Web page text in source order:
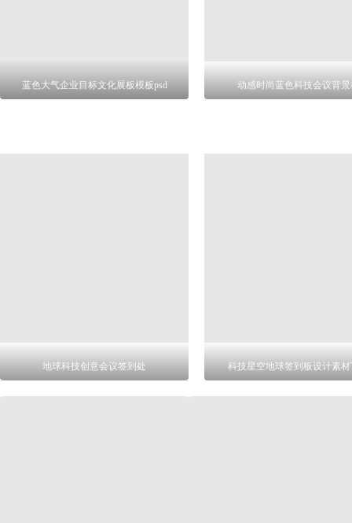
蓝色大气企业目标文化展板模板psd 动感时尚蓝色科技会议背
地球科技创意会议签到处 科技星空地球签到板设计素